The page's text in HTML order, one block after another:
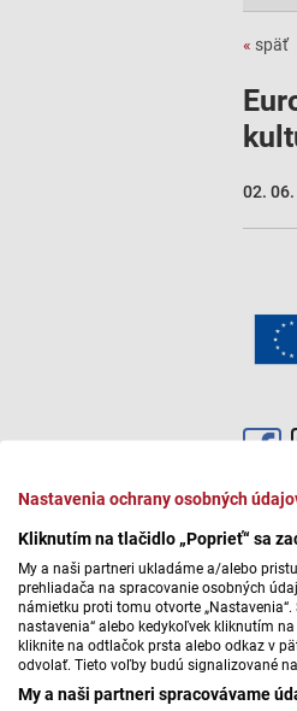
Nastavenia ochrany osobných
Kliknutím na tlačidlo „Poprieť“ sa
My a naši partneri ukladáme a/alebo
prehliadača na spracovanie osobných
námietku proti tomu otvorte
nastavenia“ alebo kedykoľvek kliknutím
kliknite na odtlačok prsta alebo odkaz v
odvolať. Tieto voľby budú signalizované
My a naši partneri spracovávame
« späť
02.